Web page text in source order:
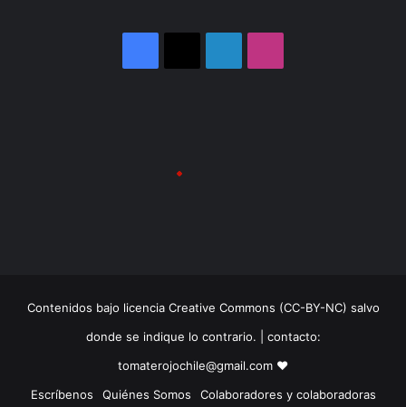
Contenidos bajo licencia Creative Commons (CC-BY-NC) salvo
donde se indique lo contrario. | contacto:
tomaterojochile@gmail.com ♥
Escríbenos
Quiénes Somos Colaboradores y colaboradoras